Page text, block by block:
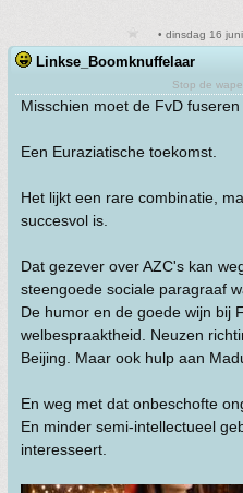
• dinsdag 16
Linkse_Boomknuffelaar
Stop de
Misschien moet de FvD fuseren
Een Euraziatische toekomst.
Het lijkt een rare combinatie,
succesvol is.
Dat gezever over AZC's kan
steengoede sociale paragraaf
De humor en de goede wijn bij
welbespraaktheid. Neuzen
Beijing. Maar ook hulp aan
En weg met dat onbeschofte
En minder semi-intellectueel
interesseert.